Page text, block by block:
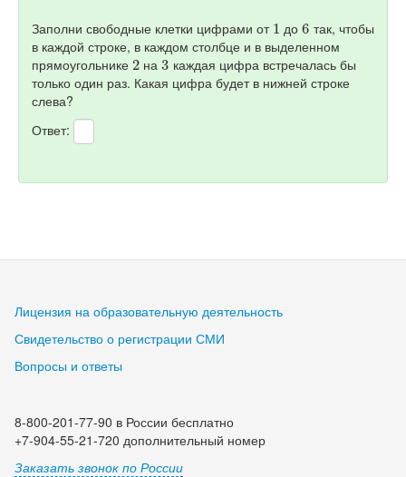
Заполни свободные клетки цифрами от до
так, чтобы
в каждой строке, в каждом столбце и в выделенном
прямоугольнике 2 на3 каждая цифра встречалась бы
только один раз. Какая цифра будет в нижней строке
слева?
Ответ:
Лицензия на образовательную деятельность
Свидетельство о регистрации СМИ
Вопросы и ответы
8-800-201-77-90 в России бесплатно
+7-904-55-21-720 дополнительный номер
Заказать звонок по России